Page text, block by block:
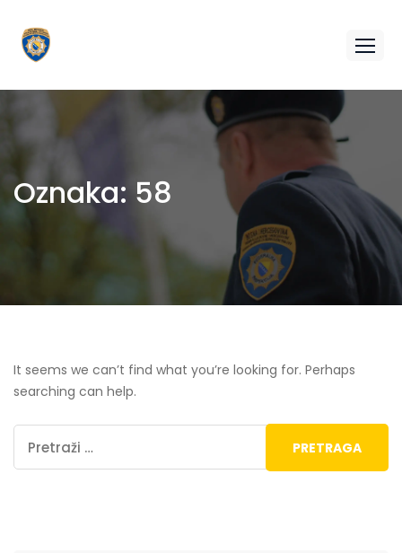
Oznaka: 58
It seems we can’t find what you’re looking for. Perhaps
searching can help.